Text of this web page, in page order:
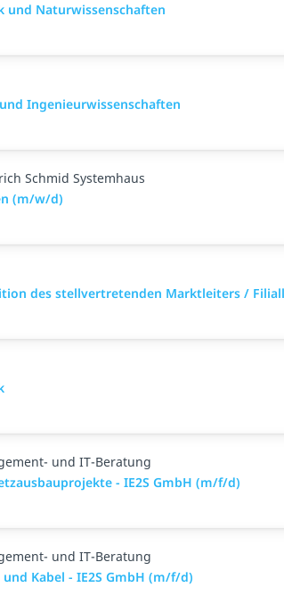
und Naturwissenschaften
Ingenieurwissenschaften
Schmid Systemhaus
(m/w/d)
des stellvertretenden Marktleiters /
und IT-Beratung
- IE2S GmbH (m/f/d)
und IT-Beratung
Kabel - IE2S GmbH (m/f/d)